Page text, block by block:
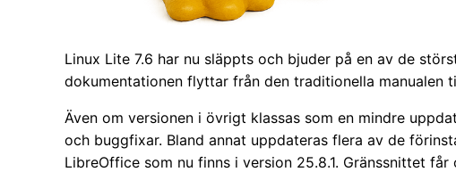
Linux Lite 7.6 har nu släppts och bjuder på en av de
dokumentationen flyttar från den traditionella manualen
Även om versionen i övrigt klassas som en mindre
och buggfixar. Bland annat uppdateras flera av de
LibreOffice som nu finns i version 25.8.1. Gränssnittet